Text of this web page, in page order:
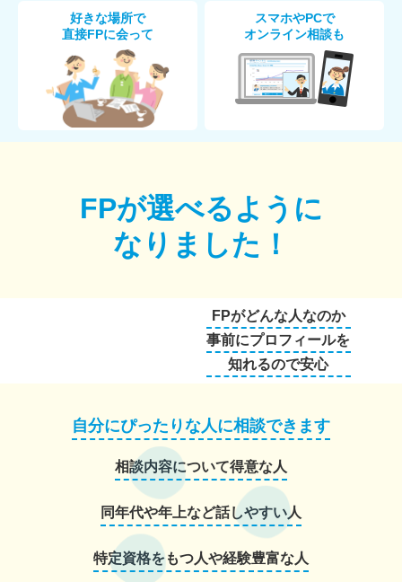
好きな場所で
直接FPに会って
スマホやPCで
オンライン相談も
FPが選べるように
なりました！
FPがどんな人なのか
事前にプロフィールを
知れるので安心
自分にぴったりな人に相談できます
相談内容について得意な人
同年代や年上など話しやすい人
特定資格をもつ人や経験豊富な人